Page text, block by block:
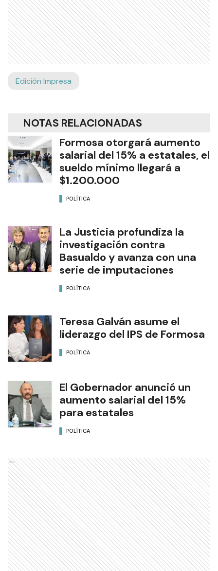
Edición Impresa
NOTAS RELACIONADAS
Formosa otorgará aumento
salarial del 15% a estatales, el
sueldo mínimo llegará a
$1.200.000
POLÍTICA
La Justicia profundiza la
investigación contra
Basualdo y avanza con una
serie de imputaciones
POLÍTICA
Teresa Galván asume el
liderazgo del IPS de Formosa
POLÍTICA
El Gobernador anunció un
aumento salarial del 15%
para estatales
POLÍTICA
Ads